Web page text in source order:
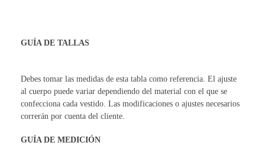
GUÍA DE TALLAS
Debes tomar las medidas de esta tabla como referencia. El ajuste
al cuerpo puede variar dependiendo del material con el que se
confecciona cada vestido. Las modificaciones o ajustes necesarios
correrán por cuenta del cliente.
GUÍA DE MEDICIÓN